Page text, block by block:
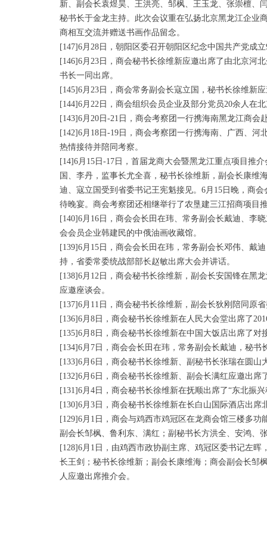
新、副会长袁煜昊、王洪亮、邹枫、王玉龙、张崇檀、
秘书长于金龙主持。此次会议重在弘扬北京黑龙江企业
商相互交流并赠送书画作品留念。
[147]6月28日，朝阳区委召开朝阳区纪念中国共产党成
[146]6月23日，商会秘书长徐维新应邀出席了由北京河
书长一同出席。
[145]6月23日，商会常务副会长寇立国，秘书长徐维新
[144]6月22日，商会组织会员企业及部分党员20余人在
[143]6月20日-21日，商会考察团一行携海南黑龙江商
[142]6月18日-19日，商会考察团一行携海南、广西、
热情接待并陪同考察。
[14]6月15日-17日，首届龙商大会暨黑龙江重点项目推
国、李丹，监事长尤全喜，秘书长徐维新，副会长康维
迪、寇立国受到省委书记王宪魁接见。6月15日晚，商
待晚宴。商会考察团还相继举行了农垦建三江招商项目
[140]6月16日，商会会长田在玮、常务副会长戴迪、李
会会员企业韩建民的中俄油画收藏馆。
[139]6月15日，商会会长田在玮，常务副会长邓伟、戴
持，省委常委统战部部长赵敏出席大会并讲话。
[138]6月12日，商会秘书长徐维新，副会长安国锋在黑
应邀座谈会。
[137]6月11日，商会秘书长徐维新，副会长狄刚陪同原
[136]6月8日，商会秘书长徐维新在人民大会堂出席了
[135]6月8日，商会秘书长徐维新在中国大饭店出席了对
[134]6月7日，商会会长田在玮，常务副会长戴迪，秘
[133]6月6日，商会秘书长徐维新、副秘书长张瑞在圆
[132]6月6日，商会秘书长徐维新、副会长满红应邀出
[131]6月4日，商会秘书长徐维新在抚顺出席了“东北振
[130]6月3日，商会秘书长徐维新在长白山国际酒店出席
[129]6月1日，商会与鸡西市鸡冠区在龙商会馆三楼多
副会长邹枫、鲁利东、满红；副秘书长方洪全、安鸿、
[128]6月1日，由鸡西市政协副主席、鸡冠区委书记左
长王剑；秘书长徐维新；副会长康维海；商会副会长邹
人应邀出席推介会。